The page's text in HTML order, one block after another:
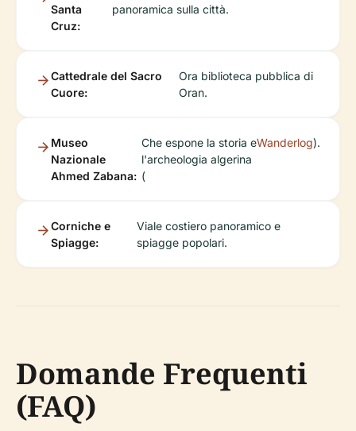
Santa
Cruz:
panoramica sulla città.
Cattedrale del Sacro
Cuore:
Ora biblioteca pubblica di
Oran.
Museo
Nazionale
Ahmed Zabana:
Che espone la storia e
l'archeologia algerina
(
Wanderlog).
Corniche e
Spiagge:
Viale costiero panoramico e
spiagge popolari.
Domande Frequenti
(FAQ)